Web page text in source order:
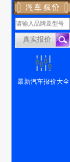
最新汽车报价大全